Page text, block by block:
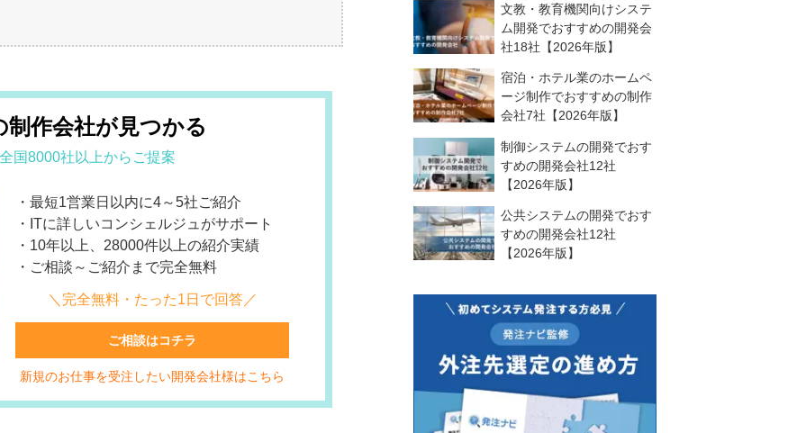
制作会社が見つかる
国8000社以上からご提案
・最短1営業日以内に4～5社ご紹介
・ITに詳しいコンシェルジュがサポート
・10年以上、28000件以上の紹介実績
・ご相談～ご紹介まで完全無料
＼完全無料・たった1日で回答／
ご相談はコチラ
新規のお仕事を受注したい開発会社様はこちら
文教・教育機関向けシステ
ム開発でおすすめの開発会
社18社【2026年版】
宿泊・ホテル業のホームペ
ージ制作でおすすめの制作
会社7社【2026年版】
制御システムの開発でおす
すめの開発会社12社
【2026年版】
公共システムの開発でおす
すめの開発会社12社
【2026年版】